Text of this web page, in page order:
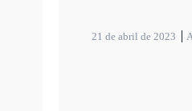
21 de abril de 2023